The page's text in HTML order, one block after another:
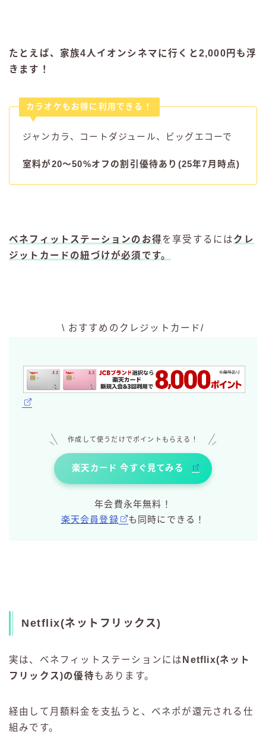
たとえば、家族4人イオンシネマに行くと2,000円も浮
きます！
カラオケもお得に利用できる！
ジャンカラ、コートダジュール、ビッグエコーで
室料が20〜50%オフの割引優待あり(25年7月時点)
ベネフィットステーションのお得を享受するにはクレ
ジットカードの紐づけが必須です。
\ おすすめのクレジットカード/
作成して使うだけでポイントもらえる！
楽天カード 今すぐ見てみる
年会費永年無料！
楽天会員登録
も同時にできる！
Netflix(ネットフリックス)
実は、ベネフィットステーションには Netflix(ネット
フリックス)の優待もあります。
経由して月額料金を支払うと、ベネポが還元される仕
組みです。